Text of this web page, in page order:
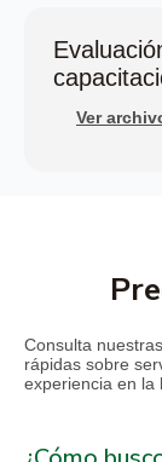
Ver
Consulta
rápidas sobre
experiencia en la